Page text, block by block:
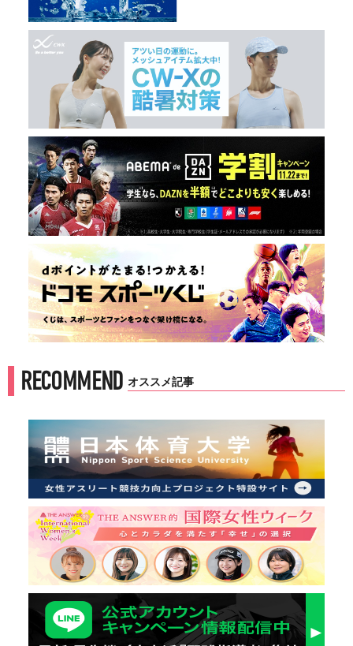
RECOMMEND オススメ記事